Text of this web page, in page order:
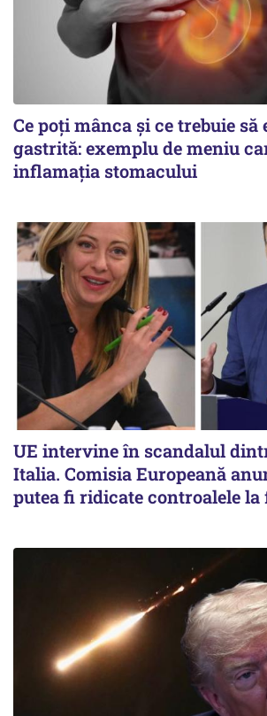
Ce poți mânca și ce trebuie să
gastrită: exemplu de meniu
inflamația stomacului
UE intervine în scandalul
Italia. Comisia Europeană
putea fi ridicate controalele